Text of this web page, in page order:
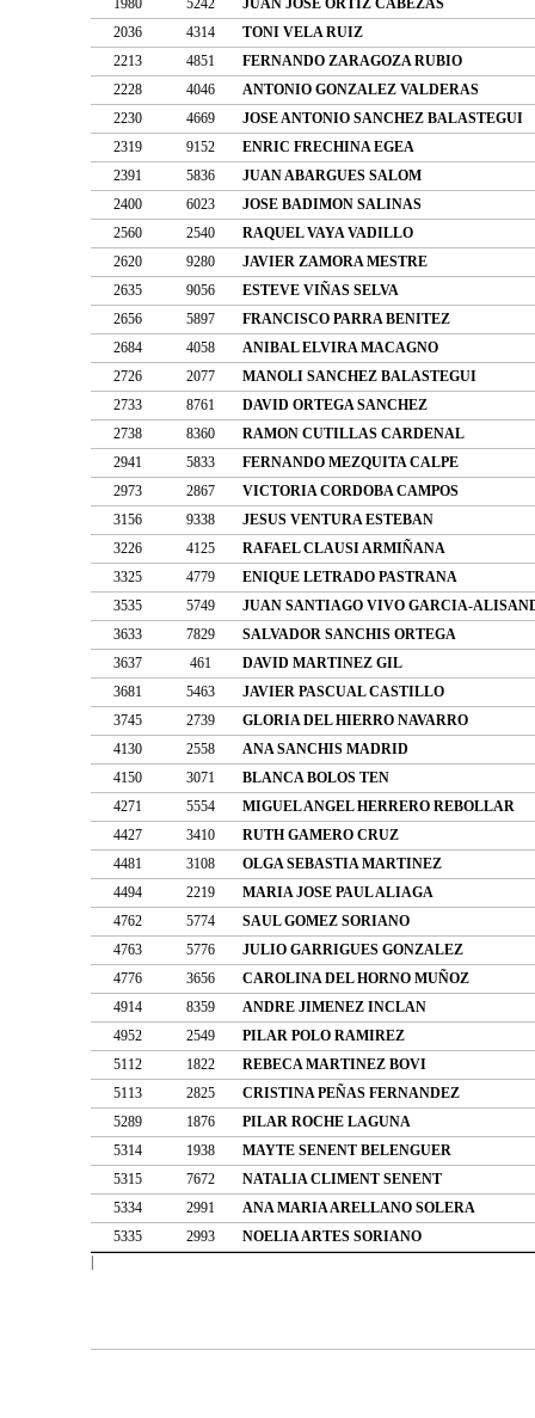
1980
5242
JUAN JOSE ORTIZ CABEZAS
2036
4314
TONI VELA RUIZ
2213
4851
FERNANDO ZARAGOZA RUBIO
2228
4046
ANTONIO GONZALEZ VALDERAS
2230
4669
JOSE ANTONIO SANCHEZ BALASTEGUI
2319
9152
ENRIC FRECHINA EGEA
2391
5836
JUAN ABARGUES SALOM
2400
6023
JOSE BADIMON SALINAS
2560
2540
RAQUEL VAYA VADILLO
2620
9280
JAVIER ZAMORA MESTRE
2635
9056
ESTEVE VIÑAS SELVA
2656
5897
FRANCISCO PARRA BENITEZ
2684
4058
ANIBAL ELVIRA MACAGNO
2726
2077
MANOLI SANCHEZ BALASTEGUI
2733
8761
DAVID ORTEGA SANCHEZ
2738
8360
RAMON CUTILLAS CARDENAL
2941
5833
FERNANDO MEZQUITA CALPE
2973
2867
VICTORIA CORDOBA CAMPOS
3156
9338
JESUS VENTURA ESTEBAN
3226
4125
RAFAEL CLAUSI ARMIÑANA
3325
4779
ENIQUE LETRADO PASTRANA
3535
5749
JUAN SANTIAGO VIVO GARCIA-
3633
7829
SALVADOR SANCHIS ORTEGA
3637
461
DAVID MARTINEZ GIL
3681
5463
JAVIER PASCUAL CASTILLO
3745
2739
GLORIA DEL HIERRO NAVARRO
4130
2558
ANA SANCHIS MADRID
4150
3071
BLANCA BOLOS TEN
4271
5554
MIGUEL ANGEL HERRERO REBOLLAR
4427
3410
RUTH GAMERO CRUZ
4481
3108
OLGA SEBASTIA MARTINEZ
4494
2219
MARIA JOSE PAUL ALIAGA
4762
5774
SAUL GOMEZ SORIANO
4763
5776
JULIO GARRIGUES GONZALEZ
4776
3656
CAROLINA DEL HORNO MUÑOZ
4914
8359
ANDRE JIMENEZ INCLAN
4952
2549
PILAR POLO RAMIREZ
5112
1822
REBECA MARTINEZ BOVI
5113
2825
CRISTINA PEÑAS FERNANDEZ
5289
1876
PILAR ROCHE LAGUNA
5314
1938
MAYTE SENENT BELENGUER
5315
7672
NATALIA CLIMENT SENENT
5334
2991
ANA MARIA ARELLANO SOLERA
5335
2993
NOELIA ARTES SORIANO
|